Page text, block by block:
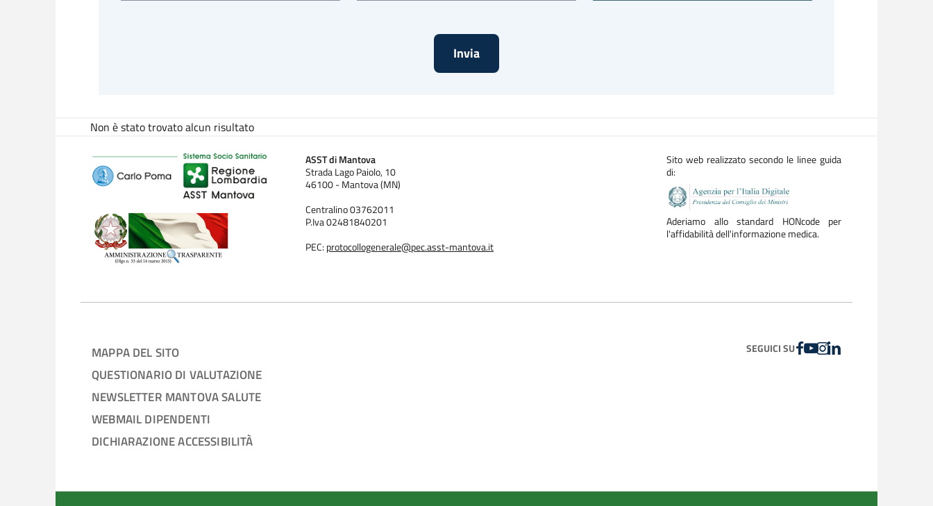
Non è stato trovato alcun risultato
ASST di Mantova
Strada Lago Paiolo, 10
46100 - Mantova (MN)
Centralino 03762011
P.Iva 02481840201
PEC: protocollogenerale@pec.asst-mantova.it
Sito web realizzato secondo le linee guida
di:
Aderiamo allo standard HONcode per
l'affidabilità dell'informazione medica.
MAPPA DEL SITO
QUESTIONARIO DI VALUTAZIONE
NEWSLETTER MANTOVA SALUTE
WEBMAIL DIPENDENTI
DICHIARAZIONE ACCESSIBILITÀ
SEGUICI SUFACEBOOK
YOUTUBE
INSTAGRAM
LINKEDIN